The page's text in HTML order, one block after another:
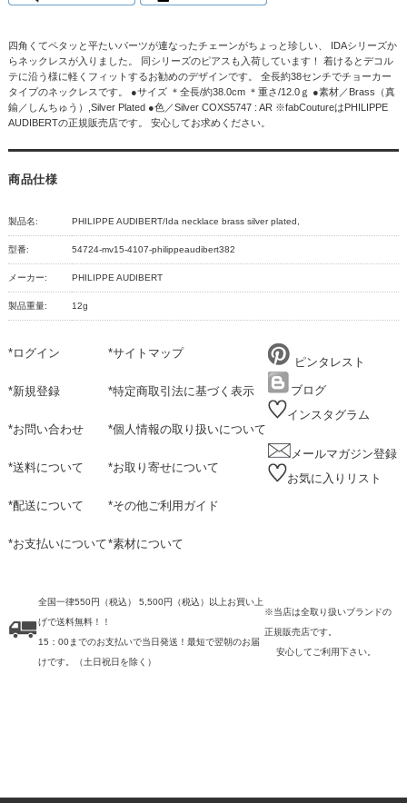
四角くてペタッと平たいパーツが連なったチェーンがちょっと珍しい、 IDAシリーズか
らネックレスが入りました。 同シリーズのピアスも入荷しています！ 着けるとデコル
テに沿う様に軽くフィットするお勧めのデザインです。 全長約38センチでチョーカー
タイプのネックレスです。 ●サイズ ＊全長/約38.0cm ＊重さ/12.0ｇ ●素材／Brass（真
鍮／しんちゅう）,Silver Plated ●色／Silver COXS5747 : AR ※fabCoutureはPHILIPPE
AUDIBERTの正規販売店です。 安心してお求めください。
商品仕様
製品名: PHILIPPE AUDIBERT/Ida necklace brass silver plated,
型番: 54724-mv15-4107-philippeaudibert382
メーカー: PHILIPPE AUDIBERT
製品重量: 12g
*ログイン
*新規登録
*お問い合わせ
*送料について
*配送について
*お支払いについて
*サイトマップ
*特定商取引法に基づく表示
*個人情報の取り扱いについて
*お取り寄せについて
*その他ご利用ガイド
*素材について
ピンタレスト
ブログ
インスタグラム
メールマガジン登録
お気に入りリスト
全国一律550円（税込） 5,500円（税込）以上お買い上
げで送料無料！！
15：00までのお支払いで当日発送！最短で翌朝のお届
けです。
（土日祝日を除く）
※当店は全取り扱いブランドの
正規販売店です。
安心してご利用下さい。